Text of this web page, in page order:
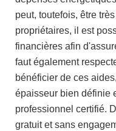
peut, toutefois, être
propriétaires, il est
financières afin
faut également
bénéficier de ces
épaisseur bien définie
professionnel certifié.
gratuit et sans